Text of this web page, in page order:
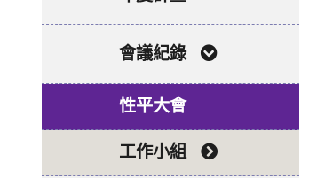
會議紀錄
性平大會
工作小組